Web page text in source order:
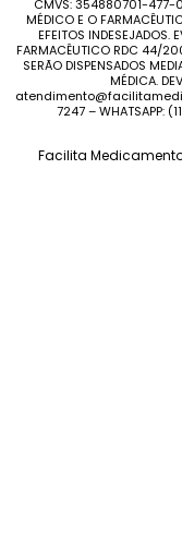
CMVS: 354880701-477-
MÉDICO E O
EFEITOS INDESEJADOS.
FARMACÊUTICO RDC 44/
SERÃO DISPENSADOS
MÉDICA.
7247 – WHATSAPP:
Facilita